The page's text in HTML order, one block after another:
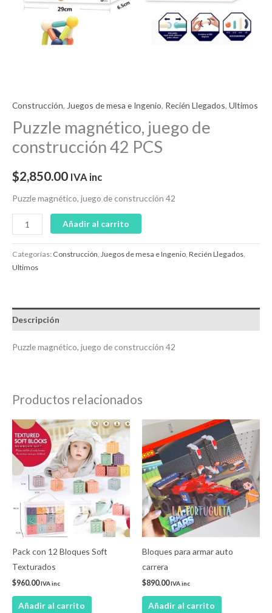
Construcción, Juegos de mesa e Ingenio, Recién Llegados, Ultimos
Puzzle magnético, juego de
construcción 42 PCS
$2,850.00 IVA inc
Puzzle magnético, juego de construcción 42
Añadir al carrito
Categorías: Construcción, Juegos de mesa e Ingenio, Recién Llegados,
Ultimos
Descripción
Puzzle magnético, juego de construcción 42
Productos relacionados
Pack con 12 Bloques Soft
Texturados
$960.00IVA inc
Añadir al carrito
Bloques para armar auto
carrera
$890.00IVA inc
Añadir al carrito